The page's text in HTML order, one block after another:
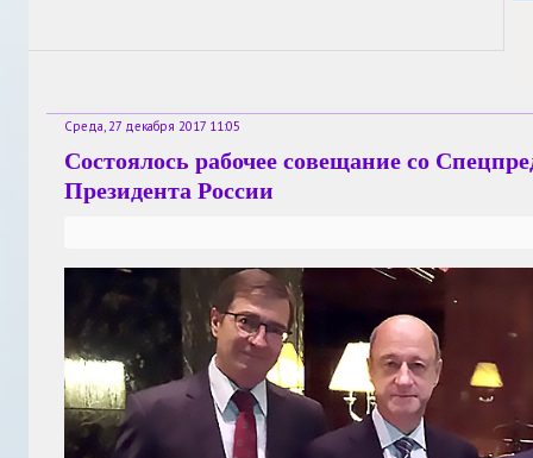
Среда, 27 декабря 2017 11:05
Состоялось рабочее совещание со
Президента России